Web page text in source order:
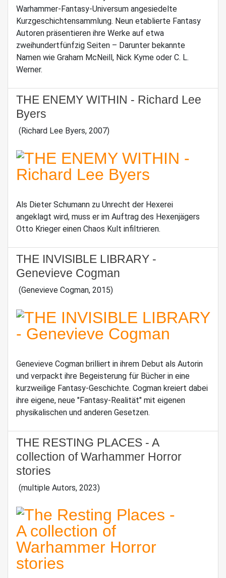
Warhammer-Fantasy-Universum angesiedelte
Kurzgeschichtensammlung. Neun etablierte Fantasy
Autoren präsentieren ihre Werke auf etwa
zweihundertfünfzig Seiten – Darunter bekannte
Namen wie Graham McNeill, Nick Kyme oder C. L.
Werner.
THE ENEMY WITHIN - Richard Lee
Byers
(Richard Lee Byers, 2007)
Als Dieter Schumann zu Unrecht der Hexerei
angeklagt wird, muss er im Auftrag des Hexenjägers
Otto Krieger einen Chaos Kult infiltrieren.
THE INVISIBLE LIBRARY -
Genevieve Cogman
(Genevieve Cogman, 2015)
Genevieve Cogman brilliert in ihrem Debut als Autorin
und verpackt ihre Begeisterung für Bücher in eine
kurzweilige Fantasy-Geschichte. Cogman kreiert dabei
ihre eigene, neue "Fantasy-Realität" mit eigenen
physikalischen und anderen Gesetzen.
THE RESTING PLACES - A
collection of Warhammer Horror
stories
(multiple Autors, 2023)